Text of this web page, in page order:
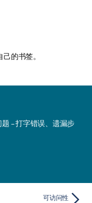
的书签。
– 打字错误、遗漏步
可访问性